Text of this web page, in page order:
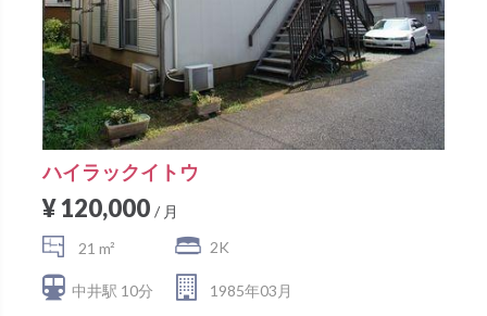
ハイラックイトウ
¥ 120,000 / 月
21 m²
中井駅 10分
2K
1985年03月